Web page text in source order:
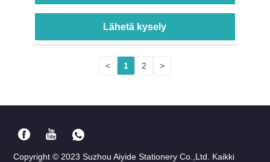
Lähetä kysely
< 1 2 >
Copyright © 2023 Suzhou Aiyide Stationery Co.,Ltd. Kaikki